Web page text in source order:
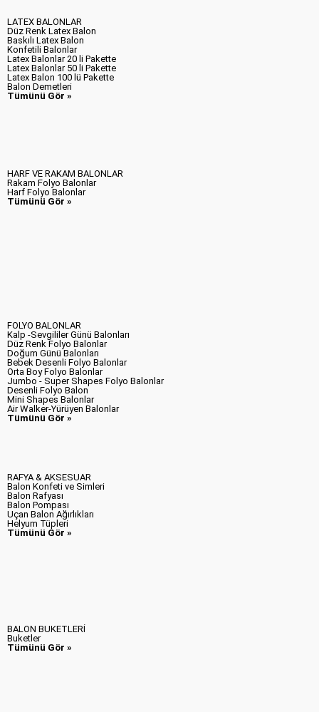
LATEX BALONLAR
Düz Renk Latex Balon
Baskılı Latex Balon
Konfetili Balonlar
Latex Balonlar 20 li Pakette
Latex Balonlar 50 li Pakette
Latex Balon 100 lü Pakette
Balon Demetleri
Tümünü Gör »
HARF VE RAKAM BALONLAR
Rakam Folyo Balonlar
Harf Folyo Balonlar
Tümünü Gör »
FOLYO BALONLAR
Kalp -Sevgililer Günü Balonları
Düz Renk Folyo Balonlar
Doğum Günü Balonları
Bebek Desenli Folyo Balonlar
Orta Boy Folyo Balonlar
Jumbo - Super Shapes Folyo Balonlar
Desenli Folyo Balon
Mini Shapes Balonlar
Air Walker-Yürüyen Balonlar
Tümünü Gör »
RAFYA & AKSESUAR
Balon Konfeti ve Simleri
Balon Rafyası
Balon Pompası
Uçan Balon Ağırlıkları
Helyum Tüpleri
Tümünü Gör »
BALON BUKETLERİ
Buketler
Tümünü Gör »